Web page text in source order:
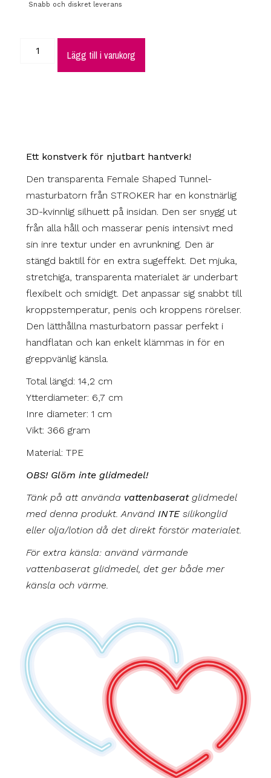
Snabb och diskret leverans
Lägg till i varukorg
Ett konstverk för njutbart hantverk!
Den transparenta Female Shaped Tunnel-
masturbatorn från STROKER har en konstnärlig
3D-kvinnlig silhuett på insidan. Den ser snygg ut
från alla håll och masserar penis intensivt med
sin inre textur under en avrunkning. Den är
stängd baktill för en extra sugeffekt. Det mjuka,
stretchiga, transparenta materialet är underbart
flexibelt och smidigt. Det anpassar sig snabbt till
kroppstemperatur, penis och kroppens rörelser.
Den lätthållna masturbatorn passar perfekt i
handflatan och kan enkelt klämmas in för en
greppvänlig känsla.
Total längd: 14,2 cm
Ytterdiameter: 6,7 cm
Inre diameter: 1 cm
Vikt: 366 gram
Material: TPE
OBS! Glöm inte glidmedel!
Tänk på att använda vattenbaseratglidmedel
med denna produkt. Använd INTEsilikonglid
eller olja/lotion då det direkt förstör materialet.
För extra känsla: använd värmande
vattenbaserat glidmedel, det ger både mer
känsla och värme.